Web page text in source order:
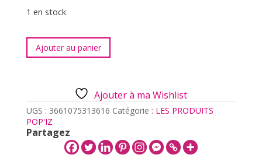
1 en stock
quantité
de
-
Personnages
Ajouter au panier
Ajouter à ma Wishlist
UGS : 3661075313616 Catégorie : LES PRODUITS
POP'IZ
Partagez